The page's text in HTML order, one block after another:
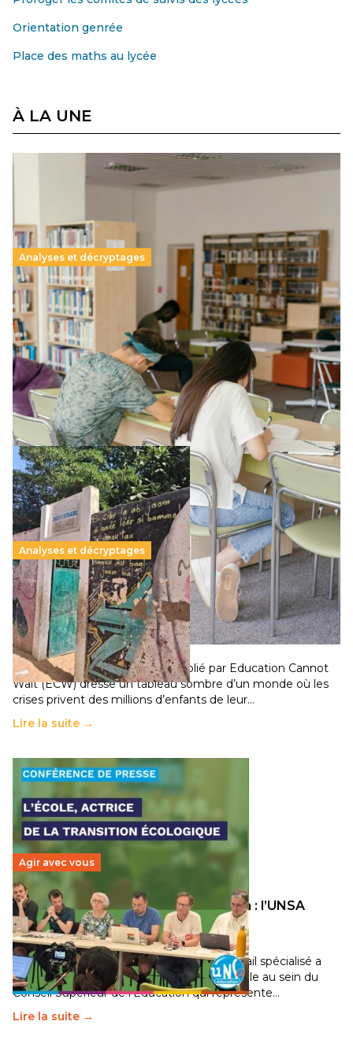
Orientation genrée
Place des maths au lycée
À LA UNE
Analyses et décryptages
Supérieur privé : une dérive qui met à mal la
promesse républicaine
11 juillet 2026-
Le projet de loi sur la régulation de l’enseignement
supérieur privé met en lumière l’amplification d’un système
qui relègue l’acte pédagogique au superfétatoire, voire à…
Lire la suite →
Analyses et décryptages
258 millions d’enfants victimes de la guerre, des
chocs climatiques et des déplacements de
population
11 juillet 2026- National
Un nouveau rapport mondial publié par Education Cannot
Wait (ECW) dresse un tableau sombre d’un monde où les
crises privent des millions d’enfants de leur…
Lire la suite →
Agir avec vous
Transition écologique de l’éducation : l’UNSA
Éducation fait bouger les lignes
30 juin 2026-National
Pendant plusieurs mois, un groupe de travail spécialisé a
travaillé sur la transition écologique de l’Ecole au sein du
Conseil Supérieur de l’Éducation qui représente…
Lire la suite →